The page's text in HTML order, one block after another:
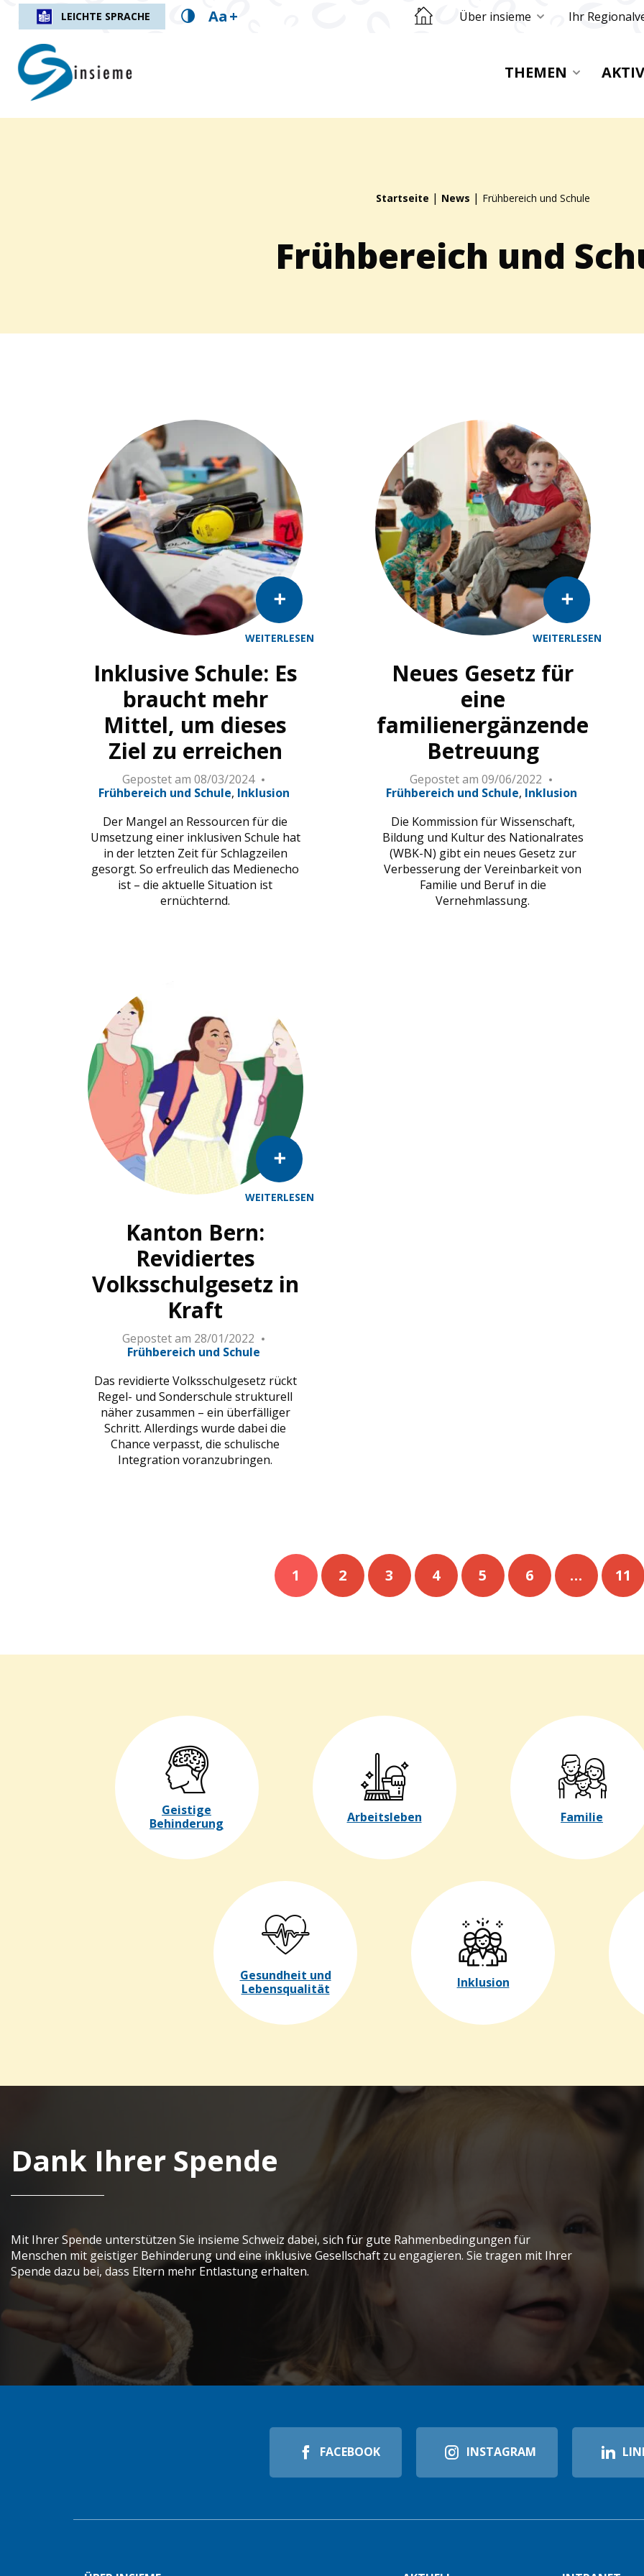
LEICHTE SPRACHE Aa+ Retourner sur la page d'accueil
Über insieme Ihr
insieme.ch
THEMEN
Startseite | News | Frühbereich und Schule
Frühbereich und
WEITERLESEN
Inklusive Schule: Es
braucht mehr
Mittel, um dieses
Ziel zu erreichen
Gepostet am 08/03/2024
Frühbereich und Schule Inklusion
Der Mangel an Ressourcen für die
Umsetzung einer inklusiven Schule hat
in der letzten Zeit für Schlagzeilen
gesorgt. So erfreulich das Medienecho
ist – die aktuelle Situation ist
ernüchternd.
WEITERLESEN
Neues Gesetz für
eine
familienergänzende
Betreuung
Gepostet am 09/06/2022
Frühbereich und Schule Inklusion
Die Kommission für Wissenschaft,
Bildung und Kultur des Nationalrates
(WBK-N) gibt ein neues Gesetz zur
Verbesserung der Vereinbarkeit von
Familie und Beruf in die
Vernehmlassung.
WEITERLESEN
Kanton Bern:
Revidiertes
Volksschulgesetz in
Kraft
Gepostet am 28/01/2022
Frühbereich und Schule
Das revidierte Volksschulgesetz rückt
Regel- und Sonderschule strukturell
näher zusammen – ein überfälliger
Schritt. Allerdings wurde dabei die
Chance verpasst, die schulische
Integration voranzubringen.
1 2 3 4 5 6 … 11
Geistige
Behinderung
Arbeitsleben Familie
Gesundheit und
Lebensqualität
Inklusion
Dank Ihrer Spende
Mit Ihrer Spende unterstützen Sie insieme Schweiz dabei, sich für gute Rahmenbedingungen für
Menschen mit geistiger Behinderung und eine inklusive Gesellschaft zu engagieren. Sie tragen mit Ihrer
Spende dazu bei, dass Eltern mehr Entlastung erhalten.
FACEBOOK INSTAGRAM